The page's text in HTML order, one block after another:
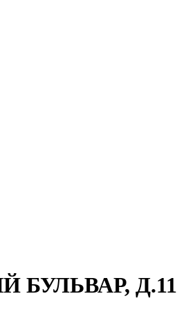
БУЛЬВАР, Д.11